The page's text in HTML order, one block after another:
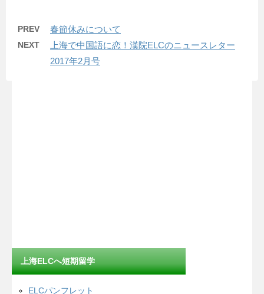
PREV 春節休みについて
NEXT
上海で中国語に恋！漢院ELCのニュースレター
2017年2月号
上海ELCへ短期留学
ELCパンフレット